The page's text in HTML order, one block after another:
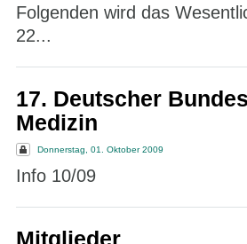
Folgenden wird das
22...
17. Deutscher
Medizin
Donnerstag, 01. Oktober 2009
Info 10/09
Mitglieder